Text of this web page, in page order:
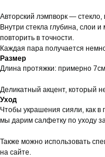
Авторский лэмпворк —
Внутри стекла глубина, слои
повторить в точности.
Каждая пара получается
Размер
Длина протяжки: примерно 7см.
Деликатный акцент, который
Уход
Чтобы украшения сияли, как в
мы дарим салфетку по уходу
Также можно использовать
на сайте.